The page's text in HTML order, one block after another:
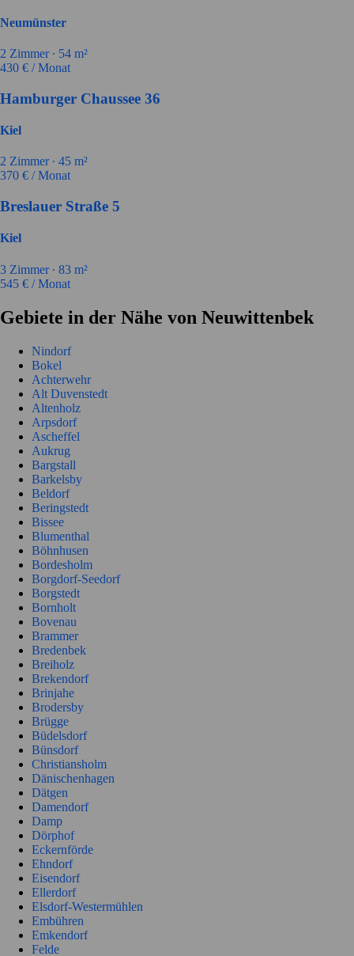
Neumünster
2 Zimmer ∙ 54 m²
430 € / Monat
Hamburger Chaussee 36
Kiel
2 Zimmer ∙ 45 m²
370 € / Monat
Breslauer Straße 5
Kiel
3 Zimmer ∙ 83 m²
545 € / Monat
Gebiete in der Nähe von Neuwittenbek
Nindorf
Bokel
Achterwehr
Alt Duvenstedt
Altenholz
Arpsdorf
Ascheffel
Aukrug
Bargstall
Barkelsby
Beldorf
Beringstedt
Bissee
Blumenthal
Böhnhusen
Bordesholm
Borgdorf-Seedorf
Borgstedt
Bornholt
Bovenau
Brammer
Bredenbek
Breiholz
Brekendorf
Brinjahe
Brodersby
Brügge
Büdelsdorf
Bünsdorf
Christiansholm
Dänischenhagen
Dätgen
Damendorf
Damp
Dörphof
Eckernförde
Ehndorf
Eisendorf
Ellerdorf
Elsdorf-Westermühlen
Embühren
Emkendorf
Felde